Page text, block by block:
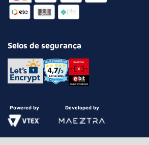
Selos de segurança
Powered by Developed by